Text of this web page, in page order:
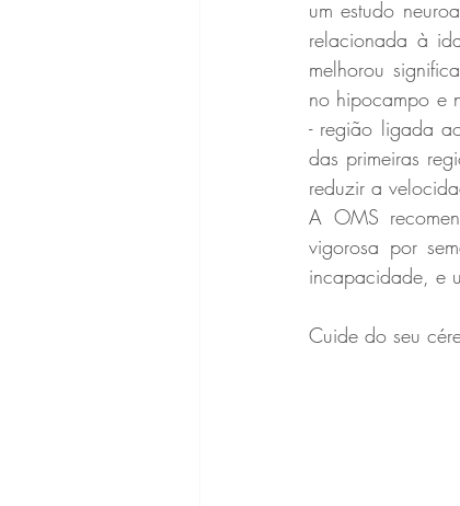
um estudo
relacionada à
melhorou
no hipocampo e
- região ligada
das primeiras
reduzir a
A OMS
vigorosa por
incapacidade, e
Cuide do seu